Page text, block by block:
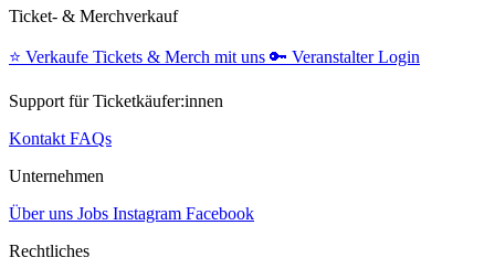
Ticket- & Merchverkauf
⭐️ Verkaufe Tickets & Merch mit uns 🔑 Veranstalter Login
Support für Ticketkäufer:innen
Kontakt FAQs
Unternehmen
Über uns Jobs Instagram Facebook
Rechtliches